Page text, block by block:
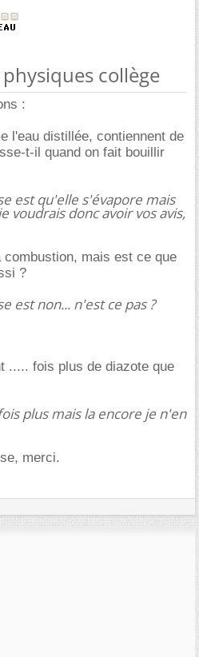
physiques collège
:
l'eau distillée, contiennent de
t-il quand on fait bouillir
est qu'elle s'évapore mais
voudrais donc avoir vos avis,
combustion, mais est ce que
?
est non... n'est ce pas ?
..... fois plus de diazote que
plus mais la encore je n'en
merci.